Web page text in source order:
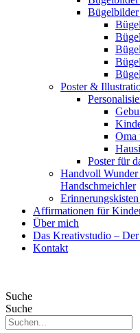
Poster &
Oma
Poster für
Handvoll
Handschmeichler
Affirmationen für
Über mich
Das Kreativstudio –
Kontakt
Suche
Suche